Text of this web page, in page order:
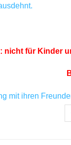
nicht für Kinder
mit ihren